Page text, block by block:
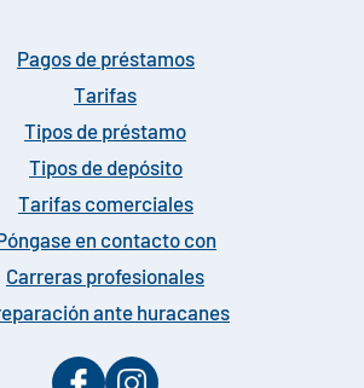
Pagos de préstamos
Tarifas
Tipos de préstamo
Tipos de depósito
Tarifas comerciales
Póngase en contacto con
Carreras profesionales
ante huracanes